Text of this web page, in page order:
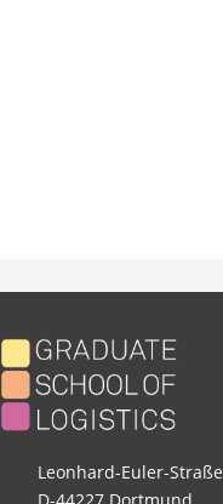
Leonhard-Euler-
D-44227 Dortmund